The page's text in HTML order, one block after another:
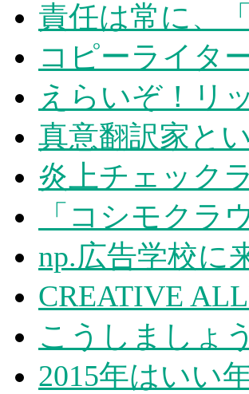
責任は常に、
コピーライタ
えらいぞ！リ
真意翻訳家と
炎上チェック
「コシモクラ
np.広告学校に
CREATIVE
こうしましょ
2015年はいい